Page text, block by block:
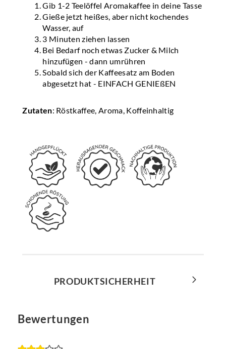
Gib 1-2 Teelöffel Aromakaffee in deine Tasse
Gieße jetzt heißes, aber nicht kochendes
Wasser, auf
3 Minuten ziehen lassen
Bei Bedarf noch etwas Zucker & Milch
hinzufügen - dann umrühren
Sobald sich der Kaffeesatz am Boden
abgesetzt hat - EINFACH GENIEßEN
Zutaten: Röstkaffee, Aroma, Koffeinhaltig
PRODUKTSICHERHEIT
Bewertungen